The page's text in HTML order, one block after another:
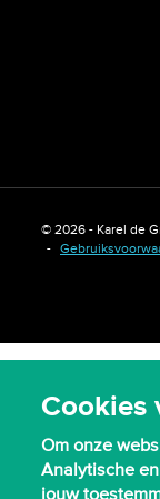
Cookies
Om onze
Analytische
jouw
© 2026 - Karel de